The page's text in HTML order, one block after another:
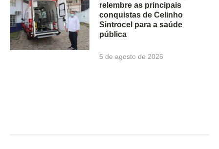
relembre as principais
conquistas de Celinho
Sintrocel para a saúde
pública
5 de agosto de 2026